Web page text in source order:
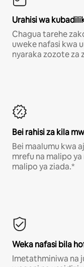
Urahisi wa
Chagua tarehe
uweke nafasi kwa
nyaraka zozote za
Bei rahisi za kila
Bei maalumu kwa
mrefu na malipo
malipo ya ziada.*
Weka nafasi bila
Imetathminiwa na